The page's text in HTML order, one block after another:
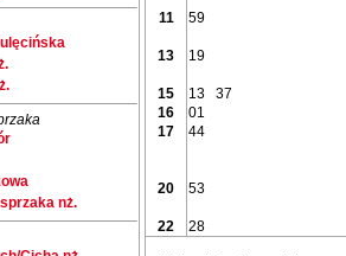
nż.
11 59
13 19
15 13
37
16
01
17
44
20 53
22 28